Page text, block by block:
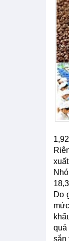
Do
quả
sắn